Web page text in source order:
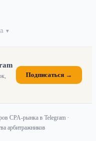
▼
Подписаться →
CPA-рынка в Telegram ·
арбитражников